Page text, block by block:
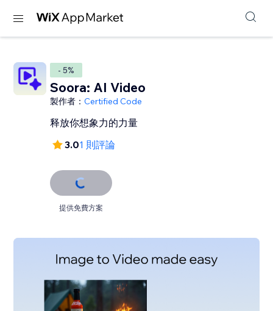
- 5%
Soora: AI Video
製作者：Certified Code
释放你想象力的力量
3.01 則評論
提供免費方案